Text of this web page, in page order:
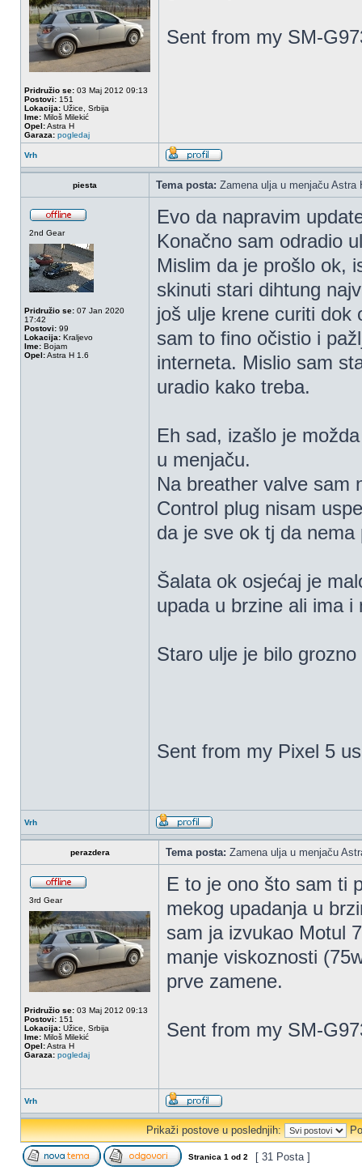
Pridružio se: 03 Maj 2012 09:13
Postovi: 151
Lokacija: Užice, Srbija
Ime: Miloš Milekić
Opel:Astra H
Garaza: pogledaj
Sent from my SM-
Vrh
piesta Tema posta: Zamena ulja u menjaču Astra
2nd Gear
Pridružio se: 07 Jan 2020
17:42
Postovi: 99
Lokacija: Kraljevo
Ime: Bojam
Opel:Astra H 1.6
Evo da napravim
Konačno sam odradio
Mislim da je prošlo ok,
skinuti stari dihtung
još ulje krene curiti dok
sam to fino očistio i
interneta. Mislio sam
uradio kako treba.
Eh sad, izašlo je
u menjaču.
Na breather valve sam
Control plug nisam
da je sve ok tj da nema
Šalata ok osjećaj je
upada u brzine ali ima i
Staro ulje je bilo
Sent from my Pixel 5
Vrh
perazdera Tema posta: Zamena ulja u menjaču
3rd Gear
Pridružio se: 03 Maj 2012 09:13
Postovi: 151
Lokacija: Užice, Srbija
Ime: Miloš Milekić
Opel:Astra H
Garaza: pogledaj
E to je ono što sam ti
mekog upadanja u
sam ja izvukao Motul
manje viskoznosti
prve zamene.
Sent from my SM-
Vrh
Prikaži postove u poslednjih:
Stranica 1 od 2 [ 31 Posta ]